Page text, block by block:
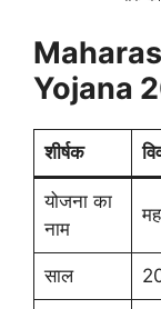
Yojana
शीर्षक
योजना का
नाम
साल